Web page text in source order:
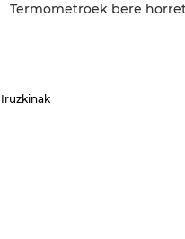
Termometroek bere
Iruzkinak